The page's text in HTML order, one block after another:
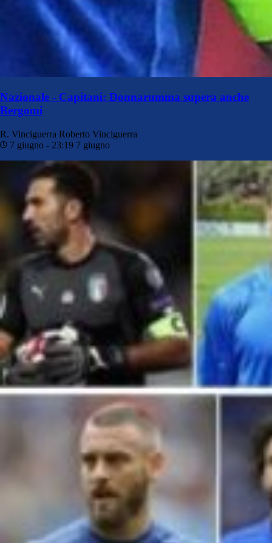
Nazionale - Capitani: Donnarumma supera anche
Bergomi
R. Vinciguerra Roberto Vinciguerra
7 giugno - 23:19 7 giugno